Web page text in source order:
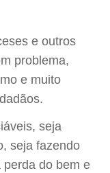
e outros
problema,
e muito
seja
seja fazendo
perda do bem e